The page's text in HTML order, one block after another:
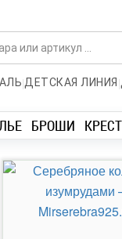
|ДЕТСКАЯ ЛИНИЯ |
БРОШИ